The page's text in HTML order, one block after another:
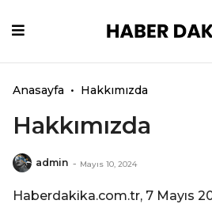
Anasayfa • Hakkımızda
Hakkımızda
admin - Mayıs 10, 2024
Haberdakika.com.tr, 7 Mayıs